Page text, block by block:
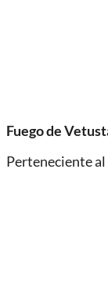
Fuego de
Perteneciente